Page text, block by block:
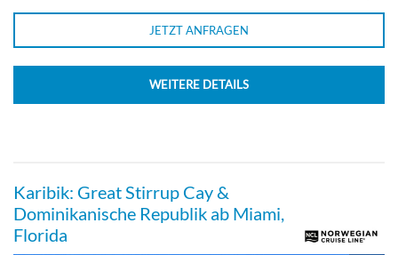
JETZT ANFRAGEN
WEITERE DETAILS
Karibik: Great Stirrup Cay &
Dominikanische Republik ab Miami,
Florida